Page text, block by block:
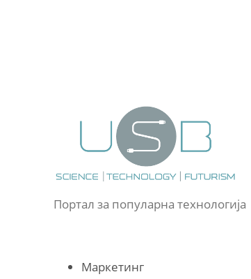
Портал за популарна технологија
Маркетинг